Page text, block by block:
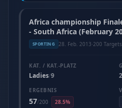
Africa championship
- South Africa (February
SPORTING 28. Feb. 2013·200 Targets
KAT. / KAT.-PLATZ
Ladies/9
ERGEBNIS
57/200 28.5%